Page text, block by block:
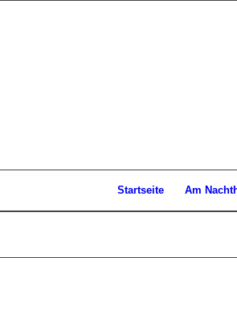
Startseite Am